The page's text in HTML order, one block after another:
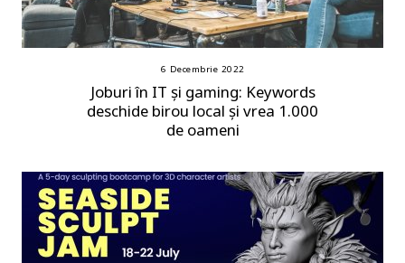
6 Decembrie 2022
Joburi în IT și gaming: Keywords
deschide birou local și vrea 1.000
de oameni